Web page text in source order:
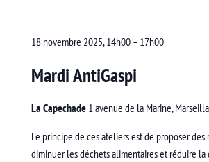
18 novembre 2025, 14h00– 17h00
Mardi AntiGaspi
La Capechade 1 avenue de la Marine,
Le principe de ces ateliers est de proposer
diminuer les déchets alimentaires et réduire la